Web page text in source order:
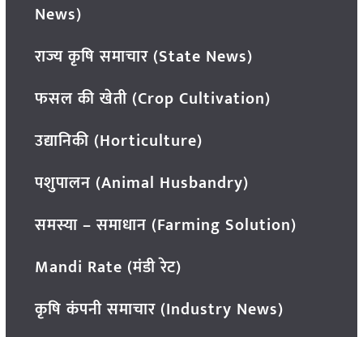
News)
राज्य कृषि समाचार (State News)
फसल की खेती (Crop Cultivation)
उद्यानिकी (Horticulture)
पशुपालन (Animal Husbandry)
समस्या – समाधान (Farming Solution)
Mandi Rate (मंडी रेट)
कृषि कंपनी समाचार (Industry News)